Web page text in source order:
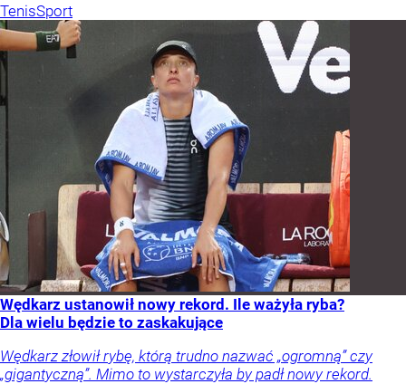
TenisSport
Wędkarz ustanowił nowy rekord. Ile ważyła ryba?
Dla wielu będzie to zaskakujące
Wędkarz złowił rybę, którą trudno nazwać „ogromną” czy
„gigantyczną”. Mimo to wystarczyła by padł nowy rekord.